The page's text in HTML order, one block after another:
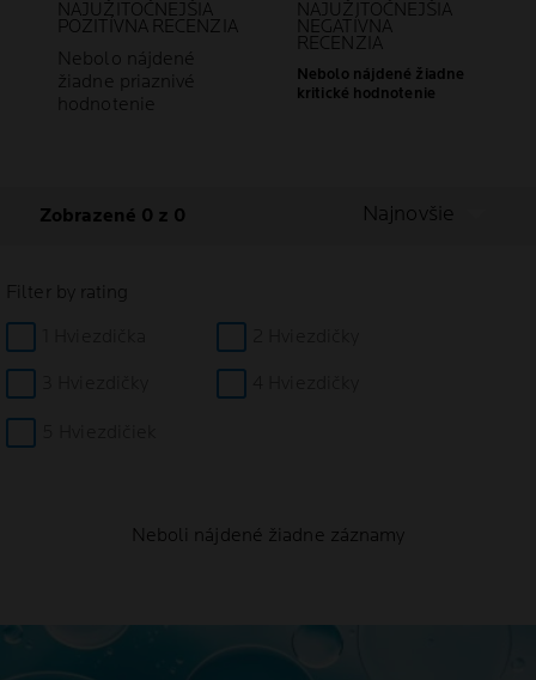
NAJUŽITOČNEJŠIA
POZITÍVNA RECENZIA
Nebolo nájdené
žiadne priaznivé
hodnotenie
NAJUŽITOČNEJŠIA
NEGATÍVNA
RECENZIA
Nebolo nájdené žiadne
kritické hodnotenie
Zobrazené 0 z 0 Najnovšie
Filter by rating
Neboli nájdené žiadne záznamy